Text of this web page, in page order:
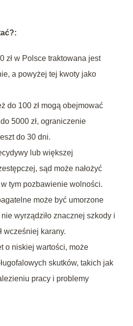
zł w Polsce traktowana jest
a powyżej tej kwoty jako
do 100 zł mogą obejmować
5000 zł, ograniczenie
do 30 dni.
lub większej
sąd może nałożyć
tym pozbawienie wolności.
może być umorzone
wyrządziło znacznej szkody i
wcześniej karany.
o niskiej wartości, może
skutków, takich jak
pracy i problemy